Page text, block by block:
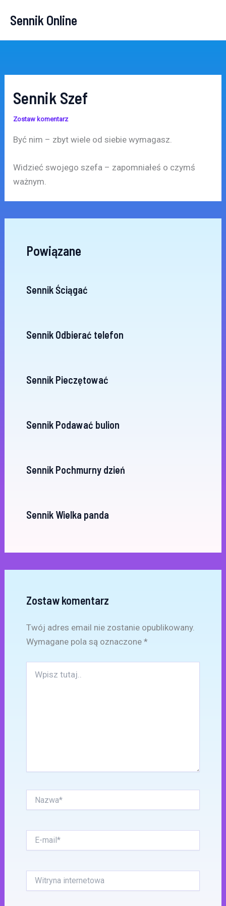
Sennik Online
Sennik Szef
Zostaw komentarz
Być nim – zbyt wiele od siebie wymagasz.
Widzieć swojego szefa – zapomniałeś o czymś
ważnym.
Powiązane
Sennik Ściągać
Sennik Odbierać telefon
Sennik Pieczętować
Sennik Podawać bulion
Sennik Pochmurny dzień
Sennik Wielka panda
Zostaw komentarz
Twój adres email nie zostanie opublikowany.
Wymagane pola są oznaczone *
tutaj..
mail*
internetowa